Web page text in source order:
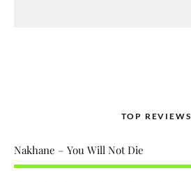
TOP REVIEWS
Nakhane – You Will Not Die